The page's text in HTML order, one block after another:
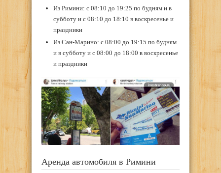
Из Римини: с 08:10 до 19:25 по будням и в
субботу и с 08:10 до 18:10 в воскресенье и
праздники
Из Сан-Марино: с 08:00 до 19:15 по будням
и в субботу и с 08:00 до 18:00 в воскресенье
и праздники
Аренда автомобиля в Римини